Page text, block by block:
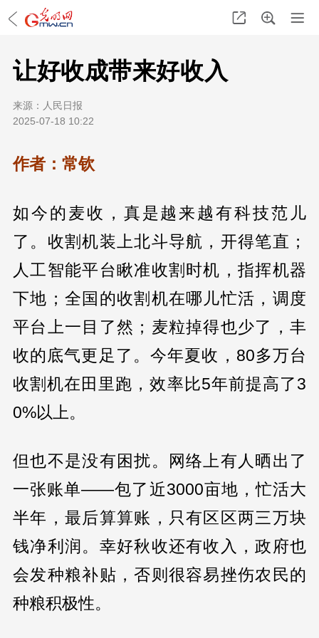
让好收成带来好收入
来源： 人民日报
2025-07-18 10:22
作者：常钦
如今的麦收，真是越来越有科技范儿
了。收割机装上北斗导航，开得笔直；
人工智能平台瞅准收割时机，指挥机器
下地；全国的收割机在哪儿忙活，调度
平台上一目了然；麦粒掉得也少了，丰
收的底气更足了。今年夏收，80多万台
收割机在田里跑，效率比5年前提高了3
0%以上。
但也不是没有困扰。网络上有人晒出了
一张账单——包了近3000亩地，忙活大
半年，最后算算账，只有区区两三万块
钱净利润。幸好秋收还有收入，政府也
会发种粮补贴，否则很容易挫伤农民的
种粮积极性。